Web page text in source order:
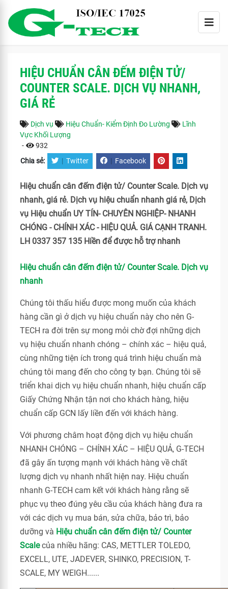
HIỆU CHUẨN CÂN ĐẾM ĐIỆN TỬ/
COUNTER SCALE. DỊCH VỤ NHANH,
GIÁ RẺ
Dịch vụ Hiệu Chuẩn- Kiểm Định Đo Lường
Lĩnh
Vực Khối Lượng
-
932
Chia sẻ: | Twitter | Facebook
Hiệu chuẩn cân đếm điện tử/ Counter Scale. Dịch vụ
nhanh, giá rẻ. Dịch vụ hiệu chuẩn nhanh giá rẻ, Dịch
vụ Hiệu chuẩn UY TÍN- CHUYÊN NGHIỆP- NHANH
CHÓNG - CHÍNH XÁC - HIỆU QUẢ. GIÁ CẠNH TRANH.
LH 0337 357 135 Hiền để được hỗ trợ nhanh
Hiệu chuẩn cân đếm điện tử/ Counter Scale. Dịch vụ
nhanh
Chúng tôi thấu hiểu được mong muốn của khách
hàng cần gì ở dịch vụ hiệu chuẩn này cho nên G-
TECH ra đời trên sự mong mỏi chờ đợi những dịch
vụ hiệu chuẩn nhanh chóng – chính xác – hiệu quả,
cùng những tiện ích trong quá trình hiệu chuẩn mà
chúng tôi mang đến cho công ty bạn. Chúng tôi sẽ
triển khai dịch vụ hiệu chuẩn nhanh, hiệu chuẩn cấp
Giấy Chứng Nhận tận nơi cho khách hàng, hiệu
chuẩn cấp GCN lấy liền đến với khách hàng.
Với phương châm hoạt động dịch vụ hiệu chuẩn
NHANH CHÓNG – CHÍNH XÁC – HIỆU QUẢ, G-TECH
đã gây ấn tượng mạnh với khách hàng về chất
lượng dịch vụ nhanh nhất hiện nay. Hiệu chuẩn
nhanh G-TECH cam kết với khách hàng rằng sẽ
phục vụ theo đúng yêu cầu của khách hàng đưa ra
với các dịch vụ mua bán, sửa chữa, bảo trì, bảo
dưỡng và Hiệu chuẩn cân đếm điện tử/ Counter
Scalecủa nhiều hãng: CAS, METTLER TOLEDO,
EXCELL, UTE, JADEVER, SHINKO, PRECISION, T-
SCALE, MY WEIGH......